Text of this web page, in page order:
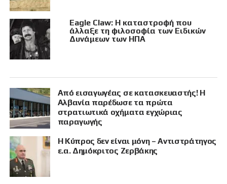
Eagle Claw: Η καταστροφή που
άλλαξε τη φιλοσοφία των Ειδικών
Δυνάμεων των ΗΠΑ
Από εισαγωγέας σε κατασκευαστής! Η
Αλβανία παρέδωσε τα πρώτα
στρατιωτικά οχήματα εγχώριας
παραγωγής
Η Κύπρος δεν είναι μόνη – Αντιστράτηγος
ε.α. Δημόκριτος Ζερβάκης